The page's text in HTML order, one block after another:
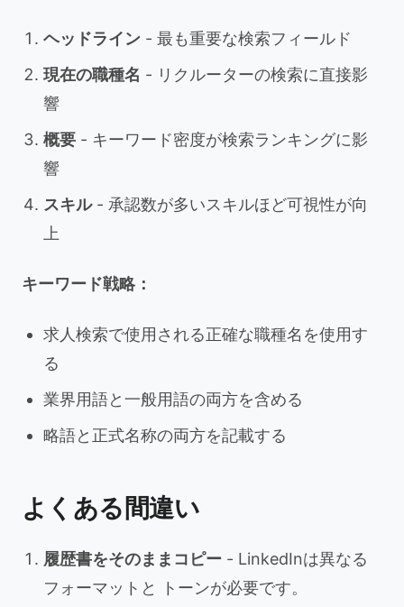
ヘッドライン - 最も重要な検索フィールド
現在の職種名 - リクルーターの検索に直接影
響
概要 - キーワード密度が検索ランキングに影
響
スキル- 承認数が多いスキルほど可視性が向
上
キーワード戦略：
求人検索で使用される正確な職種名を使用す
る
業界用語と一般用語の両方を含める
略語と正式名称の両方を記載する
よくある間違い
履歴書をそのままコピー - LinkedInは異なる
フォーマットと トーンが必要です。